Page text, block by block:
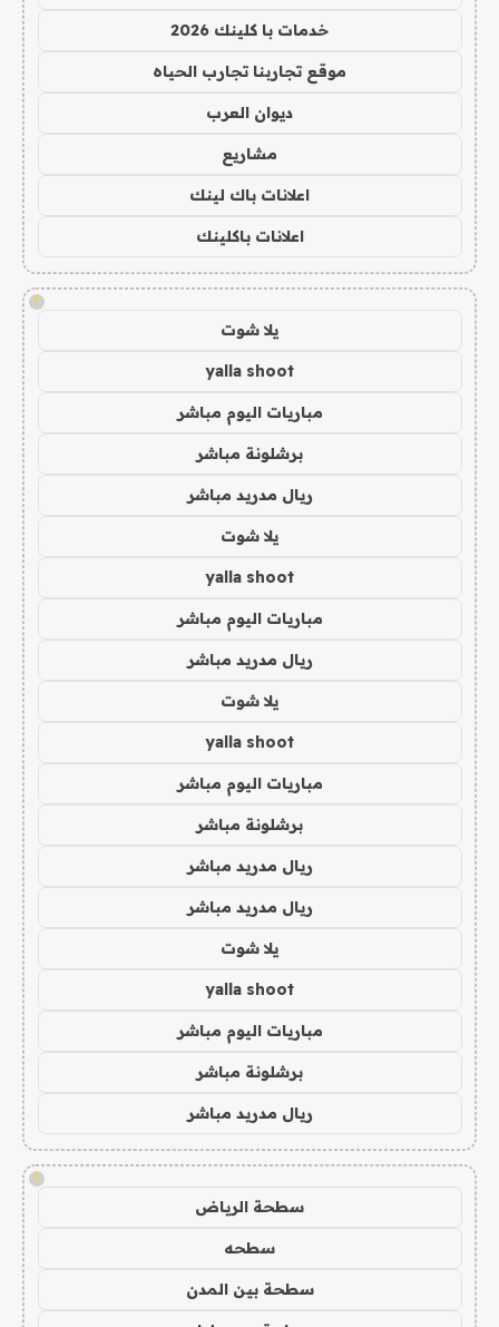
خدمات با كلينك 2026
موقع تجاربنا تجارب الحياه
ديوان العرب
مشاريع
اعلانات باك لينك
اعلانات باكلينك
!
يلا شوت
yalla shoot
مباريات اليوم مباشر
برشلونة مباشر
ريال مدريد مباشر
يلا شوت
yalla shoot
مباريات اليوم مباشر
ريال مدريد مباشر
يلا شوت
yalla shoot
مباريات اليوم مباشر
برشلونة مباشر
ريال مدريد مباشر
ريال مدريد مباشر
يلا شوت
yalla shoot
مباريات اليوم مباشر
برشلونة مباشر
ريال مدريد مباشر
!
سطحة الرياض
سطحه
سطحة بين المدن